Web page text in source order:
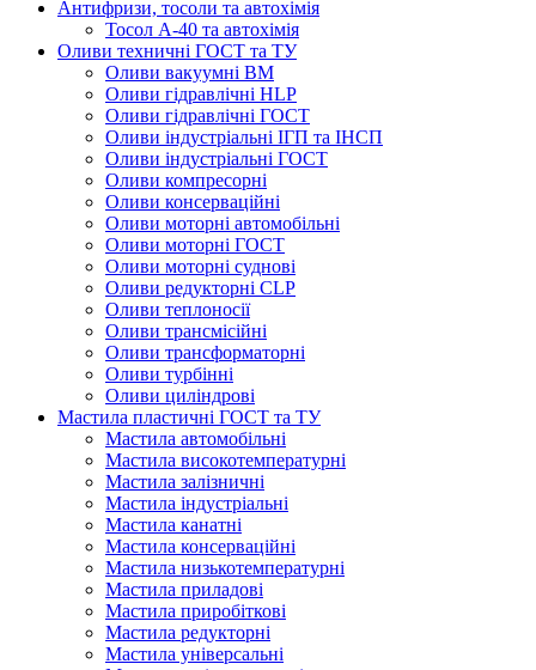
Антифризи, тосоли та автохімія
Тосол А-40 та автохімія
Оливи техничні ГОСТ та ТУ
Оливи вакуумні ВМ
Оливи гідравлічні HLP
Оливи гідравлічні ГОСТ
Оливи індустріальні ІГП та ІНСП
Оливи індустріальні ГОСТ
Оливи компресорні
Оливи консерваційні
Оливи моторні автомобільні
Оливи моторні ГОСТ
Оливи моторні суднові
Оливи редукторні CLP
Оливи теплоносії
Оливи трансмісійні
Оливи трансформаторні
Оливи турбінні
Оливи циліндрові
Мастила пластичні ГОСТ та ТУ
Мастила автомобільні
Мастила високотемпературні
Мастила залізничні
Мастила індустріальні
Мастила канатні
Мастила консерваційні
Мастила низькотемпературні
Мастила приладові
Мастила приробіткові
Мастила редукторні
Мастила універсальні